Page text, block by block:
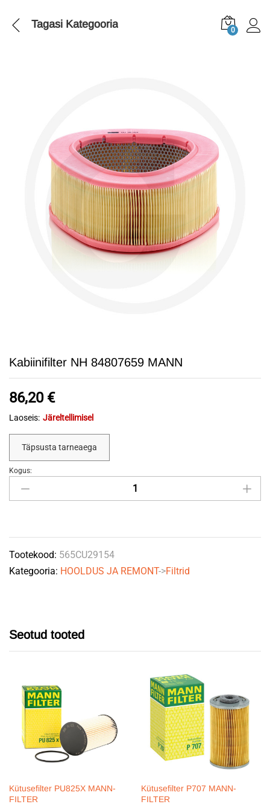
Tagasi Kategooria 0
Kabiinifilter NH 84807659 MANN
86,20 €
Laoseis: Järeltellimisel
Täpsusta tarneaega
Kabiinifilter
NH
quantity
Kogus:
Tootekood: 565CU29154
Kategooria: HOOLDUS JA REMONT->Filtrid
Seotud tooted
Kütusefilter PU825X MANN-
FILTER
Kütusefilter P707 MANN-
FILTER